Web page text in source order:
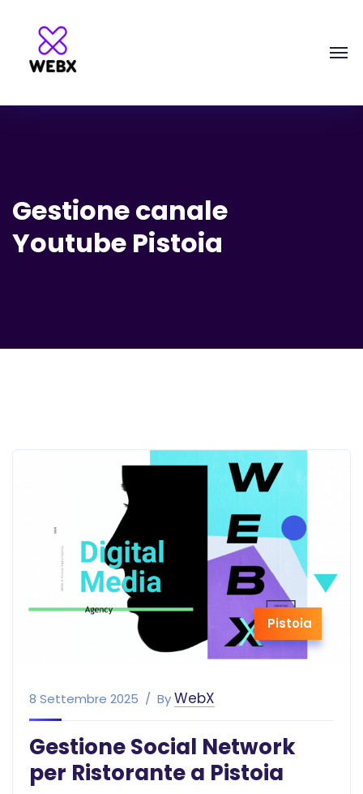
Gestione canale
Youtube Pistoia
Pistoia
8 Settembre 2025 ByWebX
Gestione Social Network
per Ristorante a Pistoia